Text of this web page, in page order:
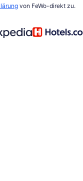
von FeWo-direkt zu.